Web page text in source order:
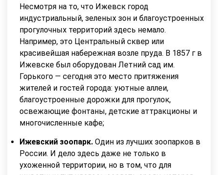
Несмотря на то, что Ижевск город
индустриальный, зеленых зон и благоустроенных
прогулочных территорий здесь немало.
Например, это Центральный сквер или
красивейшая набережная возле пруда. В 1857 г в
Ижевске был оборудован Летний сад им.
Горького — сегодня это место притяжения
жителей и гостей города: уютные аллеи,
благоустроенные дорожки для прогулок,
освежающие фонтаны, детские аттракционы и
многочисленные кафе;
Ижевский зоопарк. Один из лучших зоопарков в
России. И дело здесь даже не только в
ухоженной территории, но в том, что для